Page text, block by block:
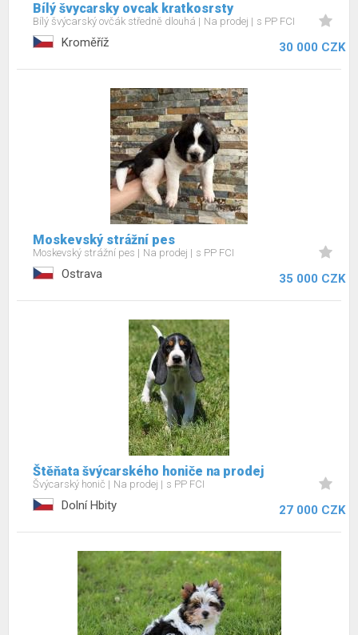
Bílý švycarsky ovcak kratkosrsty
Bílý švýcarský ovčák středně dlouhá Na prodej s PP FCI
Kroměříž 30 000 CZK
Moskevský strážní pes
Moskevský strážní pes Na prodej s PP FCI
Ostrava 35 000 CZK
Štěňata švýcarského honiče na prodej
Švýcarský honič Na prodej s PP FCI
Dolní Hbity 27 000 CZK